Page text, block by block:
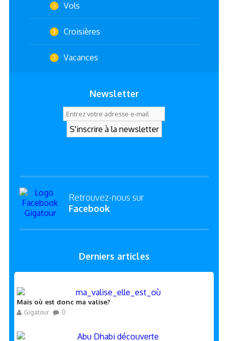
Vols
Croisières
Vacances
Newsletter
Retrouvez-nous sur
Facebook
Derniers articles
Mais où est donc ma valise?
Gigatour 0